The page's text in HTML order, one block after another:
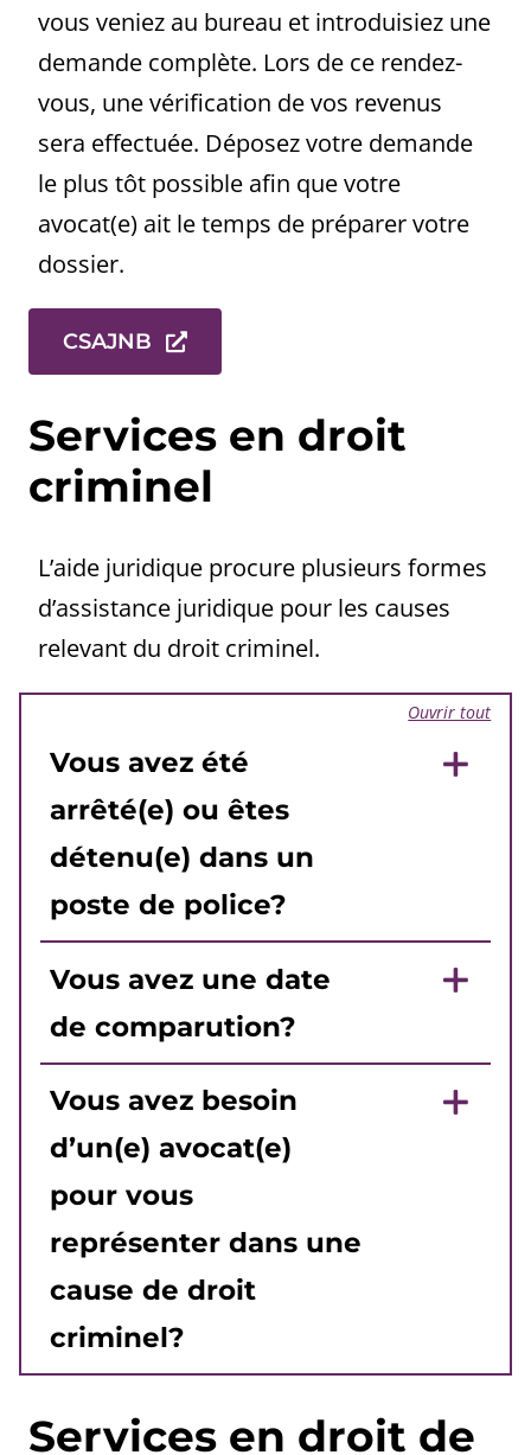
vous veniez au bureau et introduisiez une
demande complète. Lors de ce rendez-
vous, une vérification de vos revenus
sera effectuée. Déposez votre demande
le plus tôt possible afin que votre
avocat(e) ait le temps de préparer votre
dossier.
CSAJNB
Services en droit
criminel
L’aide juridique procure plusieurs formes
d’assistance juridique pour les causes
relevant du droit criminel.
Ouvrir tout
Vous avez été
arrêté(e) ou êtes
détenu(e) dans un
poste de police?
Vous avez une date
de comparution?
Vous avez besoin
d’un(e) avocat(e)
pour vous
représenter dans une
cause de droit
criminel?
Services en droit de